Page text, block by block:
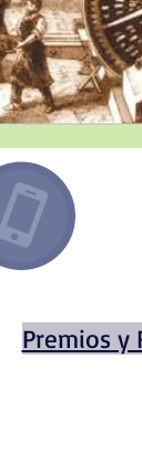
Premios y